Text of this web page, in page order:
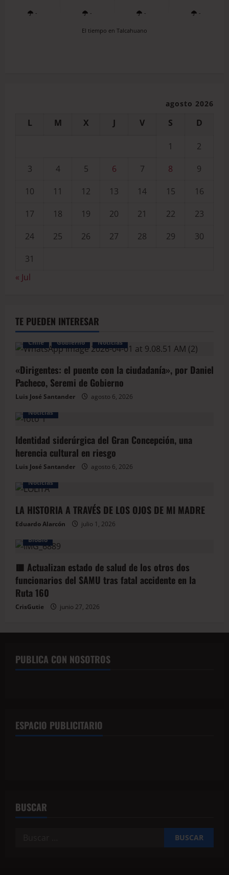
- - - -
El tiempo en Talcahuano
agosto 2026
L M X J V S D
1
2
3
4 5 6 7 8
9
10
11 12 13 14 15
16
17
18 19 20 21 22
23
24
25 26 27 28 29
30
31
« Jul
TE PUEDEN INTERESAR
Chile Gobierno Noticias
«Dirigentes: el puente con la ciudadanía», por Daniel
Pacheco, Seremi de Gobierno
Luis José Santander
agosto 6, 2026
Noticias
Identidad siderúrgica del Gran Concepción, una
herencia cultural en riesgo
Luis José Santander
agosto 6, 2026
Noticias
LA HISTORIA A TRAVÉS DE LOS OJOS DE MI MADRE
Eduardo Alarcón
julio 1, 2026
BioBio
🟥 Actualizan estado de salud de los otros dos
funcionarios del SAMU tras fatal accidente en la
Ruta 160
CrisGutie junio 27, 2026
PUBLICA CON NOSOTROS
ESPACIO PUBLICITARIO
BUSCAR